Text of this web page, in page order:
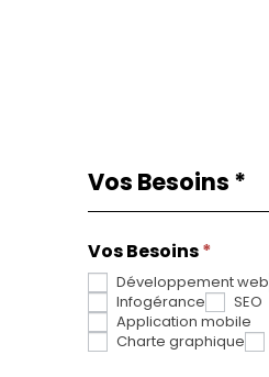
Request
From
Vos Besoins *
Vos Besoins*
Développement web
Infogérance
SEO
Application mobile
Charte graphique
Si
vous
êtes
un
humain,
ne